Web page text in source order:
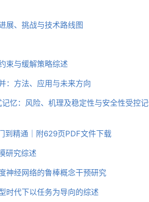
展、挑战与技术路线图
束与缓解策略综述
：方法、应用与未来方向
忆：风险、机理及稳定性与安全性受控
到精通｜附629页PDF文件下载
研究综述
神经网络的鲁棒概念干预研究
时代下以任务为导向的综述